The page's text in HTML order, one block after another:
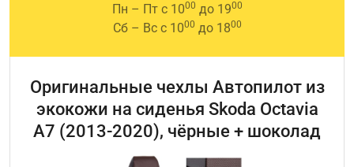
Пн – Пт с 1000 до 1900
Сб – Вс с 1000 до 1800
Оригинальные чехлы Автопилот из
экокожи на сиденья Skoda Octavia
A7 (2013-2020), чёрные + шоколад